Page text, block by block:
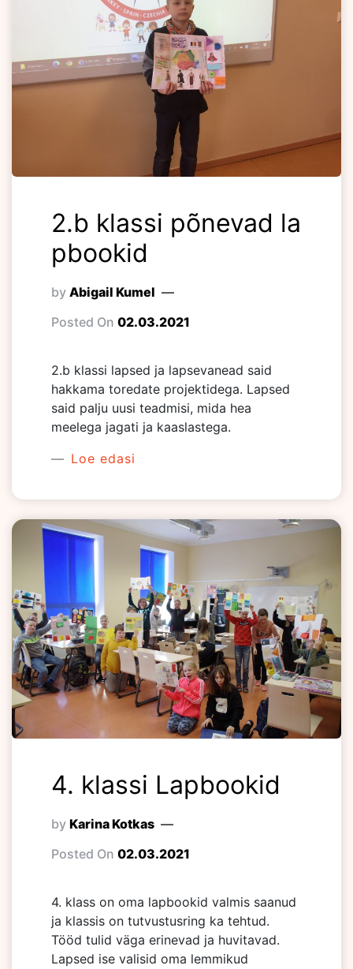
2.b klassi põnevad la
pbookid
by Abigail Kumel
Posted On 02.03.2021
2.b klassi lapsed ja lapsevanead said
hakkama toredate projektidega. Lapsed
said palju uusi teadmisi, mida hea
meelega jagati ja kaaslastega.
Loe edasi
4. klassi Lapbookid
by Karina Kotkas
Posted On 02.03.2021
4. klass on oma lapbookid valmis saanud
ja klassis on tutvustusring ka tehtud.
Tööd tulid väga erinevad ja huvitavad.
Lapsed ise valisid oma lemmikud